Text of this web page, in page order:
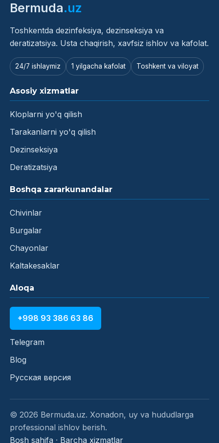
Bermuda.uz
Toshkentda dezinfeksiya, dezinseksiya va
deratizatsiya. Usta chaqirish, xavfsiz ishlov va kafolat.
24/7 ishlaymiz 1 yilgacha kafolat Toshkent va viloyat
Asosiy xizmatlar
Kloplarni yo'q qilish
Tarakanlarni yo'q qilish
Dezinseksiya
Deratizatsiya
Boshqa zararkunandalar
Chivinlar
Burgalar
Chayonlar
Kaltakesaklar
Aloqa
+998 93 386 63 86
Telegram
Blog
Русская версия
© 2026 Bermuda.uz. Xonadon, uy va hududlarga
professional ishlov berish.
Bosh sahifa · Barcha xizmatlar